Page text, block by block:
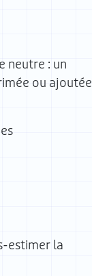
neutre : un
ou ajoutée
estimer la